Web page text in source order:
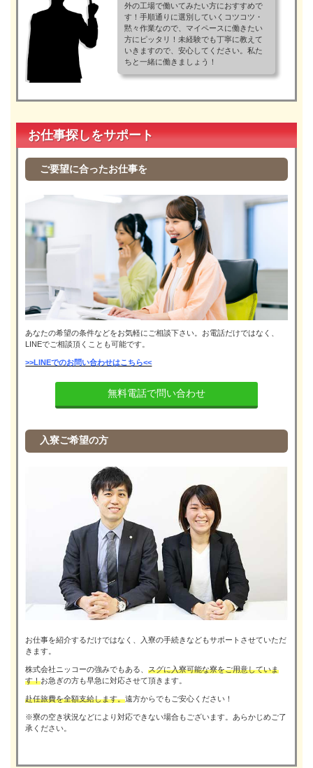
外の工場で働いてみたい方におすすめで
す！手順通りに選別していくコツコツ・
黙々作業なので、マイペースに働きたい
方にピッタリ！未経験でも丁寧に教えて
いきますので、安心してください。私た
ちと一緒に働きましょう！
お仕事探しをサポート
ご要望に合ったお仕事を
あなたの希望の条件などをお気軽にご相談下さい。お電話だけではなく、
LINEでご相談頂くことも可能です。
>>LINEでのお問い合わせはこちら<<
無料電話で問い合わせ
入寮ご希望の方
お仕事を紹介するだけではなく、入寮の手続きなどもサポートさせていただ
きます。
株式会社ニッコーの強みでもある、スグに入寮可能な寮をご用意していま
す！お急ぎの方も早急に対応させて頂きます。
赴任旅費を全額支給します。遠方からでもご安心ください！
※寮の空き状況などにより対応できない場合もございます。あらかじめご了
承ください。